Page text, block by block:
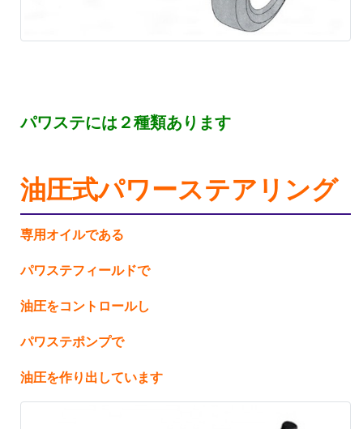
パワステには２種類あります
油圧式パワーステアリング
専用オイルである
パワステフィールドで
油圧をコントロールし
パワステポンプで
油圧を作り出しています